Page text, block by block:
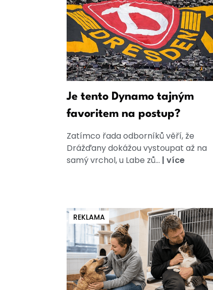
Je tento Dynamo tajným
favoritem na postup?
Zatímco řada odborníků věří, že
Drážďany dokážou vystoupat až na
samý vrchol, u Labe zů... | více
REKLAMA